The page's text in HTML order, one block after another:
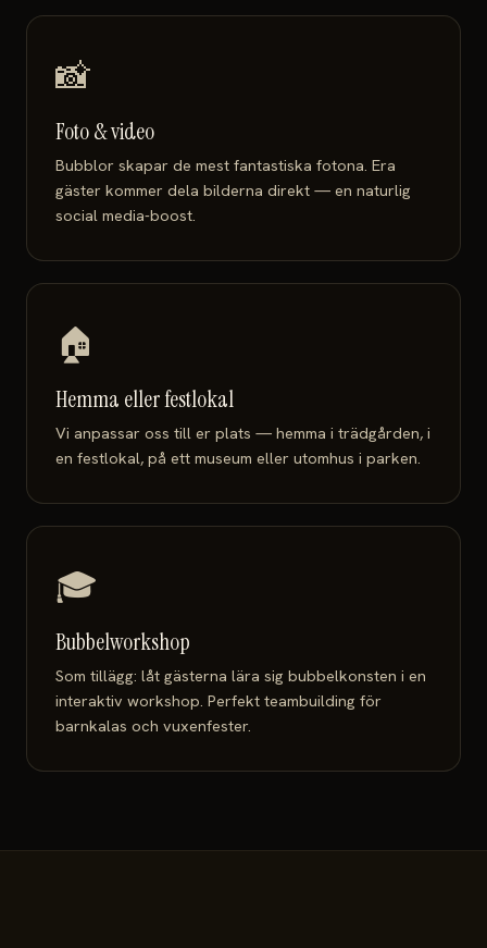
📸
Foto & video
Bubblor skapar de mest fantastiska fotona. Era
gäster kommer dela bilderna direkt — en naturlig
social media-boost.
🏠
Hemma eller festlokal
Vi anpassar oss till er plats — hemma i trädgården, i
en festlokal, på ett museum eller utomhus i parken.
🎓
Bubbelworkshop
Som tillägg: låt gästerna lära sig bubbelkonsten i en
interaktiv workshop. Perfekt teambuilding för
barnkalas och vuxenfester.